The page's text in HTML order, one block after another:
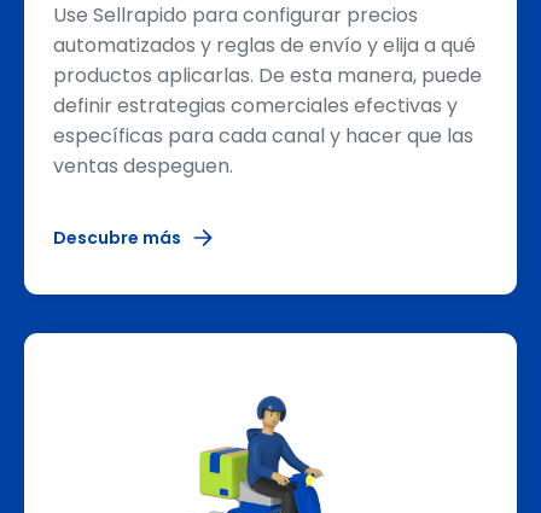
Use Sellrapido para configurar precios
automatizados y reglas de envío y elija a qué
productos aplicarlas. De esta manera, puede
definir estrategias comerciales efectivas y
específicas para cada canal y hacer que las
ventas despeguen.
Descubre más